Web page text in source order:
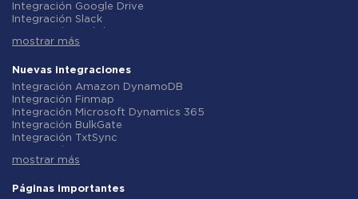
Integración Google Drive
Integración Slack
Integración Gmail
Integración ClickUp
Integración Airtable
Integración Google Contacts
Integración OpenAI (ChatGPT)
Integración Instagram
Integración ActiveCampaign
Integración Typeform
Integración Salesforce CRM
Integración Notion
mostrar más
Nuevas integraciones
Integración Amazon DynamoDB
Integración Finmap
Integración Microsoft Dynamics 365
Integración BulkGate
Integración TxtSync
Integración Corezoid
Integración Instasent
mostrar más
Páginas importantes